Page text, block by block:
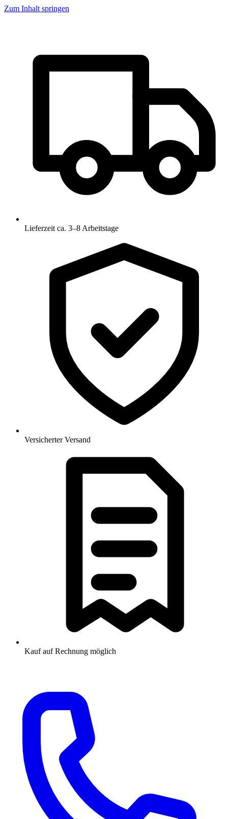
Zum Inhalt springen
Lieferzeit ca. 3–8 Arbeitstage
Versicherter Versand
Kauf auf Rechnung möglich